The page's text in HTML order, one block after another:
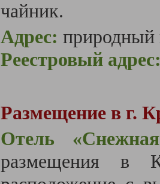
чайник.
Адрес: природный
Реестровый
Размещение в г.
Отель
размещения в